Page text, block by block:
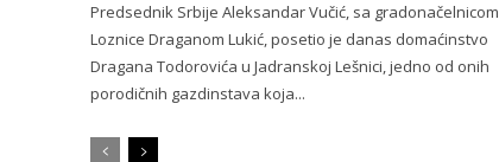
Predsednik Srbije Aleksandar Vučić, sa gradonačelnicom
Loznice Draganom Lukić, posetio je danas domaćinstvo
Dragana Todorovića u Jadranskoj Lešnici, jedno od onih
porodičnih gazdinstava koja...